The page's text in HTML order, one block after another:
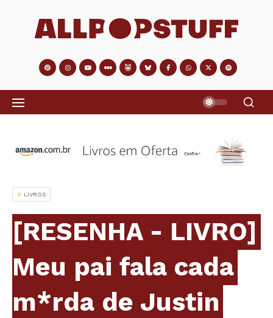
LIVROS
[RESENHA - LIVRO]
Meu pai fala cada
m*rda de Justin